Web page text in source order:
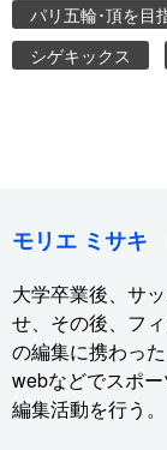
パリ五輪･頂を目
シゲキックス
モリエ ミサキ
大学卒業後、サ
せ、その後、フ
の編集に携わっ
webなどでスポー
編集活動を行う。